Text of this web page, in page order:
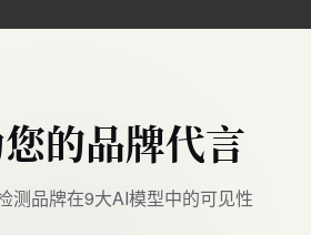
的品牌代言
测品牌在9大AI模型中的可见性